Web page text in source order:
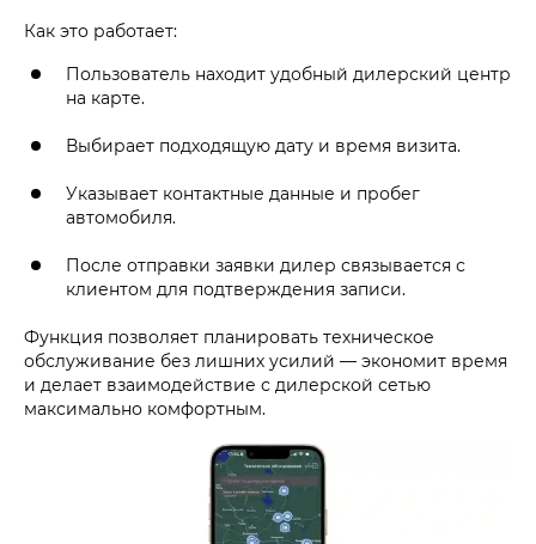
Как это работает:
Пользователь находит удобный дилерский центр
на карте.
Выбирает подходящую дату и время визита.
Указывает контактные данные и пробег
автомобиля.
После отправки заявки дилер связывается с
клиентом для подтверждения записи.
Функция позволяет планировать техническое
обслуживание без лишних усилий — экономит время
и делает взаимодействие с дилерской сетью
максимально комфортным.